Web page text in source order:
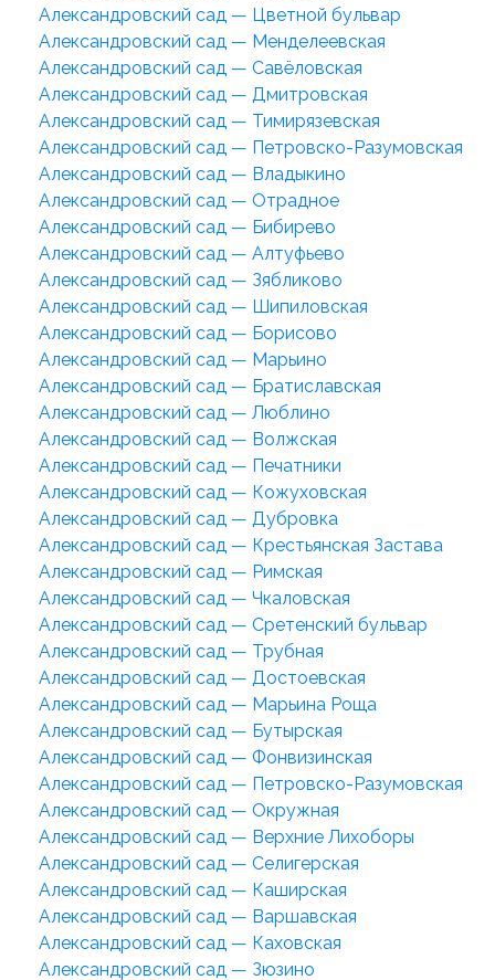
Александровский сад — Цветной бульвар
Александровский сад — Менделеевская
Александровский сад — Савёловская
Александровский сад — Дмитровская
Александровский сад — Тимирязевская
Александровский сад — Петровско-Разумовская
Александровский сад — Владыкино
Александровский сад — Отрадное
Александровский сад — Бибирево
Александровский сад — Алтуфьево
Александровский сад — Зябликово
Александровский сад — Шипиловская
Александровский сад — Борисово
Александровский сад — Марьино
Александровский сад — Братиславская
Александровский сад — Люблино
Александровский сад — Волжская
Александровский сад — Печатники
Александровский сад — Кожуховская
Александровский сад — Дубровка
Александровский сад — Крестьянская Застава
Александровский сад — Римская
Александровский сад — Чкаловская
Александровский сад — Сретенский бульвар
Александровский сад — Трубная
Александровский сад — Достоевская
Александровский сад — Марьина Роща
Александровский сад — Бутырская
Александровский сад — Фонвизинская
Александровский сад — Петровско-Разумовская
Александровский сад — Окружная
Александровский сад — Верхние Лихоборы
Александровский сад — Селигерская
Александровский сад — Каширская
Александровский сад — Варшавская
Александровский сад — Каховская
Александровский сад — Зюзино